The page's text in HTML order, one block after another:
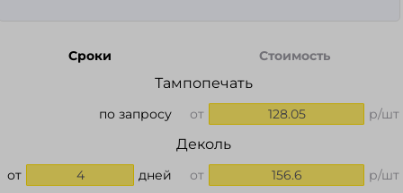
Сроки Стоимость
Тампопечать
по запросу от 128.05 р/шт
Деколь
от 4 дней от 156.6 р/шт